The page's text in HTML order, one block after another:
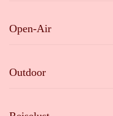
Open-Air
Outdoor